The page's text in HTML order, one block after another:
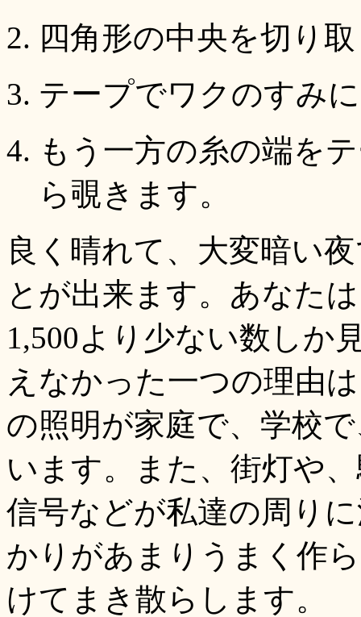
四角形の中央を切り
テープでワクのすみ
もう一方の糸の端を
ら覗きます。
良く晴れて、大変暗い
とが出来ます。あなた
1,500より少ない数しか
えなかった一つの理由
の照明が家庭で、学校
います。また、街灯や
信号などが私達の周り
かりがあまりうまく作
けてまき散らします。